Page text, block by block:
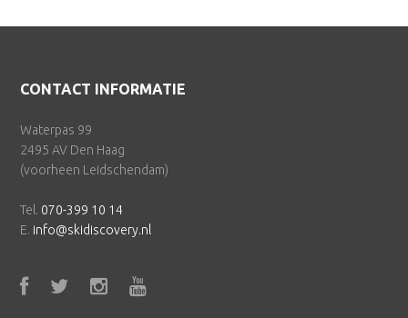
Footer
CONTACT INFORMATIE
Waterpas 99
2495 AV Den Haag
(voorheen Leidschendam)
Tel. 070-399 10 14
E. info@skidiscovery.nl